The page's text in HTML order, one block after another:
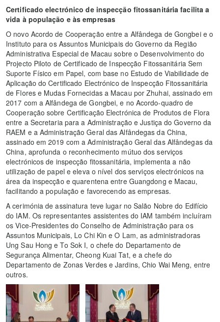
Certificado electrónico de inspecção fitossanitária facilita a
vida à população e às empresas
O novo Acordo de Cooperação entre a Alfândega de Gongbei e o
Instituto para os Assuntos Municipais do Governo da Região
Administrativa Especial de Macau sobre o Desenvolvimento do
Projecto Piloto de Certificado de Inspecção Fitossanitária Sem
Suporte Físico em Papel, com base no Estudo de Viabilidade de
Aplicação do Certificado Electrónico de Inspecção Fitossanitária
de Flores e Mudas Fornecidas a Macau por Zhuhai, assinado em
2017 com a Alfândega de Gongbei, e no Acordo-quadro de
Cooperação sobre Certificação Electrónica de Produtos de Flora
entre a Secretaria para a Administração e Justiça do Governo da
RAEM e a Administração Geral das Alfândegas da China,
assinado em 2019 com a Administração Geral das Alfândegas da
China, aprofunda o reconhecimento mútuo dos serviços
electrónicos de inspecção fitossanitária, implementa a não
utilização de papel e eleva o nível dos serviços electrónicos na
área da inspecção e quarentena entre Guangdong e Macau,
facilitando a população e favorecendo as empresas.
A cerimónia de assinatura teve lugar no Salão Nobre do Edifício
do IAM. Os representantes assistentes do IAM também incluíram
os Vice-Presidentes do Conselho de Administração para os
Assuntos Municipais, Lo Chi Kin e O Lam, as administradoras
Ung Sau Hong e To Sok I, o chefe do Departamento de
Segurança Alimentar, Cheong Kuai Tat, e a chefe do
Departamento de Zonas Verdes e Jardins, Chio Wai Meng, entre
outros.